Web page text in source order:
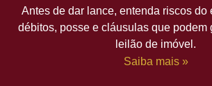
Antes de dar lance, entenda riscos do
débitos, posse e cláusulas que podem
leilão de imóvel.
Saiba mais »